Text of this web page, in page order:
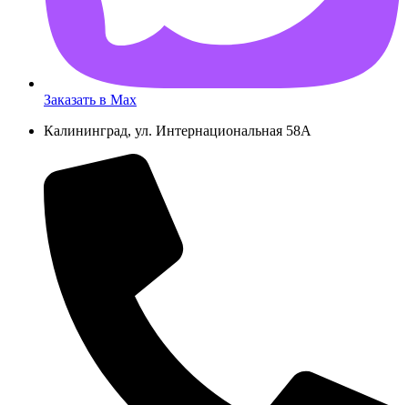
Заказать в Max
Калининград, ул. Интернациональная 58А